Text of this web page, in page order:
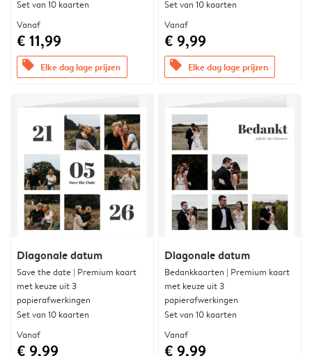
Set van 10 kaarten
Vanaf
€ 11,99
offers Elke dag lage prijzen
Set van 10 kaarten
Vanaf
€ 9,99
offers Elke dag lage prijzen
Diagonale datum
Save the date | Premium kaart
met keuze uit 3
papierafwerkingen
Set van 10 kaarten
Vanaf
€ 9,99
Diagonale datum
Bedankkaarten | Premium kaart
met keuze uit 3
papierafwerkingen
Set van 10 kaarten
Vanaf
€ 9,99